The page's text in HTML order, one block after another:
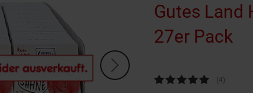
Gutes Land
27er Pack
Kundenbewertung: 5 von 5
(4)